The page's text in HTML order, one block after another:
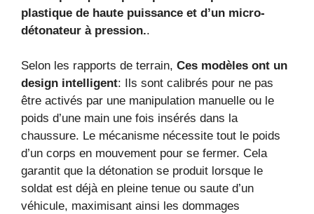
plastique de haute puissance et d’un micro-
détonateur à pression..
Selon les rapports de terrain, Ces modèles ont un
design intelligent: Ils sont calibrés pour ne pas
être activés par une manipulation manuelle ou le
poids d’une main une fois insérés dans la
chaussure. Le mécanisme nécessite tout le poids
d’un corps en mouvement pour se fermer. Cela
garantit que la détonation se produit lorsque le
soldat est déjà en pleine tenue ou saute d’un
véhicule, maximisant ainsi les dommages